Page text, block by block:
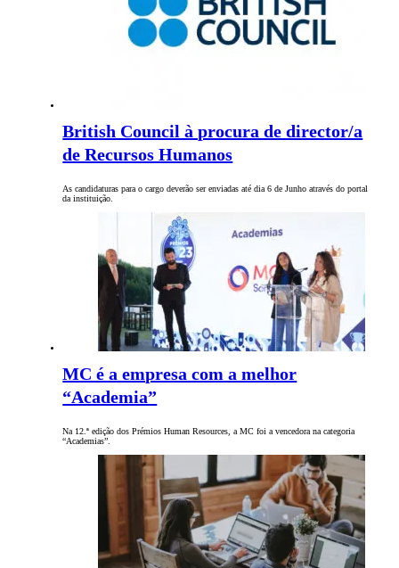
British Council à procura de director/a
de Recursos Humanos
As candidaturas para o cargo deverão ser enviadas até dia 6 de Junho através do portal
da instituição.
MC é a empresa com a melhor
“Academia”
Na 12.ª edição dos Prémios Human Resources, a MC foi a vencedora na categoria
“Academias”.